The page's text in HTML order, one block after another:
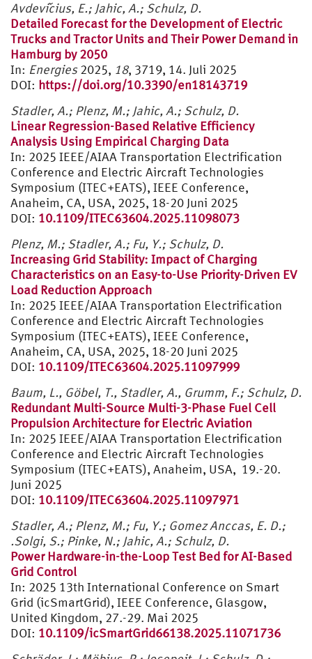
Avdevičius, E.; Jahic, A.; Schulz, D.
Detailed Forecast for the Development of Electric
Trucks and Tractor Units and Their Power Demand in
Hamburg by 2050
In: Energies2025, 18, 3719, 14. Juli 2025
DOI: https://doi.org/10.3390/en18143719
Stadler, A.; Plenz, M.; Jahic, A.; Schulz, D.
Linear Regression-Based Relative Efficiency
Analysis Using Empirical Charging Data
In: 2025 IEEE/AIAA Transportation Electrification
Conference and Electric Aircraft Technologies
Symposium (ITEC+EATS), IEEE Conference,
Anaheim, CA, USA, 2025, 18-20 Juni 2025
DOI: 10.1109/ITEC63604.2025.11098073
Plenz, M.; Stadler, A.; Fu, Y.; Schulz, D.
Increasing Grid Stability: Impact of Charging
Characteristics on an Easy-to-Use Priority-Driven EV
Load Reduction Approach
In: 2025 IEEE/AIAA Transportation Electrification
Conference and Electric Aircraft Technologies
Symposium (ITEC+EATS), IEEE Conference,
Anaheim, CA, USA, 2025, 18-20 Juni 2025
DOI: 10.1109/ITEC63604.2025.11097999
Baum, L., Göbel, T., Stadler, A., Grumm, F.; Schulz, D.
Redundant Multi-Source Multi-3-Phase Fuel Cell
Propulsion Architecture for Electric Aviation
In: 2025 IEEE/AIAA Transportation Electrification
Conference and Electric Aircraft Technologies
Symposium (ITEC+EATS), Anaheim, USA, 19.-20.
Juni 2025
DOI: 10.1109/ITEC63604.2025.11097971
Stadler, A.; Plenz, M.; Fu, Y.; Gomez Anccas, E. D.;
.Solgi, S.; Pinke, N.; Jahic, A.; Schulz, D.
Power Hardware-in-the-Loop Test Bed for AI-Based
Grid Control
In: 2025 13th International Conference on Smart
Grid (icSmartGrid), IEEE Conference, Glasgow,
United Kingdom, 27.-29. Mai 2025
DOI: 10.1109/icSmartGrid66138.2025.11071736